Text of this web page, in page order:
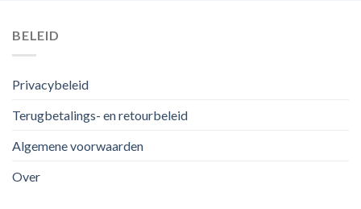
BELEID
Privacybeleid
Terugbetalings- en retourbeleid
Algemene voorwaarden
Over